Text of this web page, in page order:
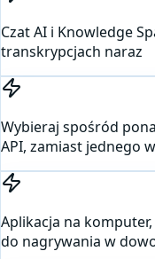
Czat AI i Knowledge
transkrypcjach naraz
Wybieraj spośród
API, zamiast jednego
Aplikacja na
do nagrywania w